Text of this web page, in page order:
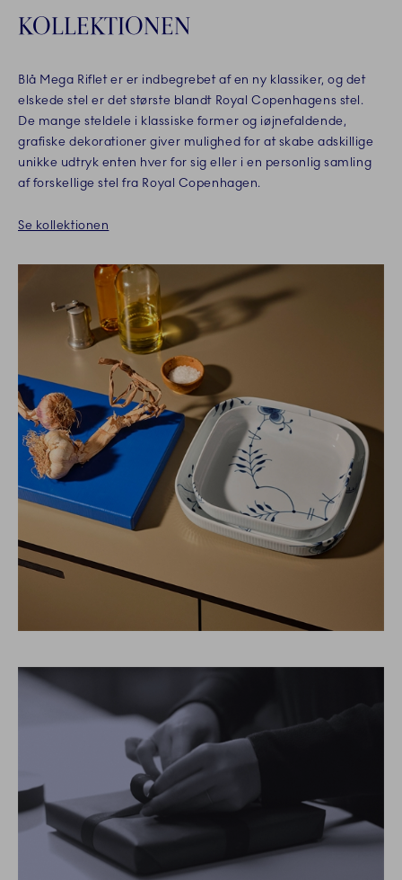
KOLLEKTIONEN
Blå Mega Riflet er er indbegrebet af en ny klassiker, og det
elskede stel er det største blandt Royal Copenhagens stel.
De mange steldele i klassiske former og iøjnefaldende,
grafiske dekorationer giver mulighed for at skabe adskillige
unikke udtryk enten hver for sig eller i en personlig samling
af forskellige stel fra Royal Copenhagen.
Se kollektionen